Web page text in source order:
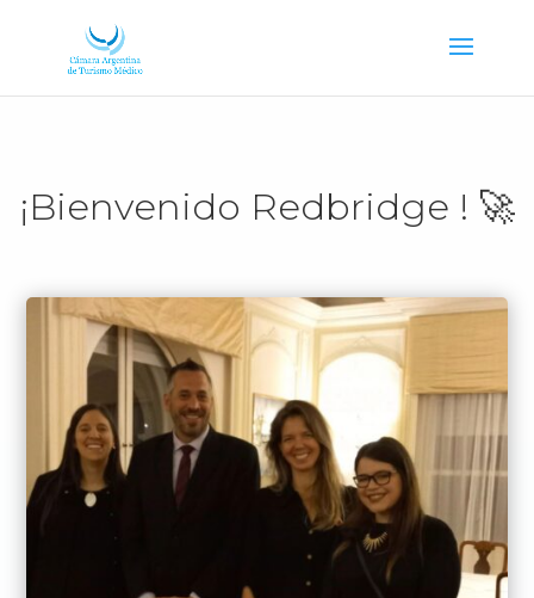
¡Bienvenido Redbridge ! 🚀